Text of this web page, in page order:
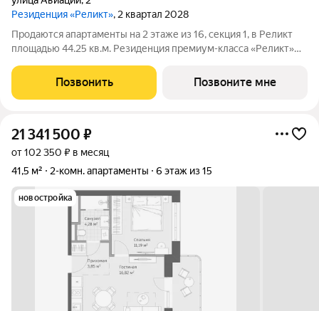
Резиденция «Реликт», 2 квартал 2028
Продаются апартаменты на 2 этаже из 16, секция 1, в Реликт
площадью 44.25 кв.м. Резиденция премиум-класса «Реликт»
центре города-курорта, вблизи Курортного бульвара и
Нарзанной галереи. Проект
Позвонить Позвоните мне
21 341 500 ₽
от 102 350 ₽ в месяц
41,5 м²
2-комн. апартаменты 6 этаж из 15
новостройка